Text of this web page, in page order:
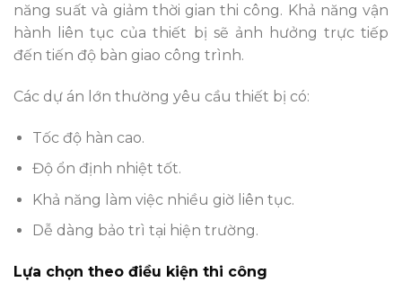
năng suất và giảm thời gian thi công. Khả năng vận
hành liên tục của thiết bị sẽ ảnh hưởng trực tiếp
đến tiến độ bàn giao công trình.
Các dự án lớn thường yêu cầu thiết bị có:
Tốc độ hàn cao.
Độ ổn định nhiệt tốt.
Khả năng làm việc nhiều giờ liên tục.
Dễ dàng bảo trì tại hiện trường.
Lựa chọn theo điều kiện thi công